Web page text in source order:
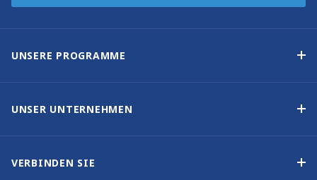
UNSERE PROGRAMME
UNSER UNTERNEHMEN
VERBINDEN SIE